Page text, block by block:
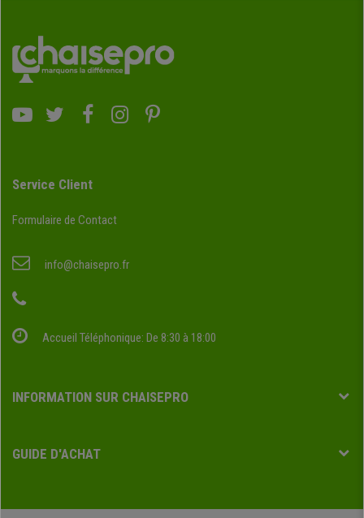
Service Client
Formulaire de Contact
info@chaisepro.fr
Accueil Téléphonique: De 8:30 à 18:00
INFORMATION SUR CHAISEPRO
GUIDE D'ACHAT